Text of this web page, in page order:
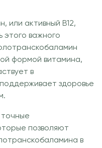
или активный В12,
этого важного
формой витамина,
в
здоровье
позволяют
в